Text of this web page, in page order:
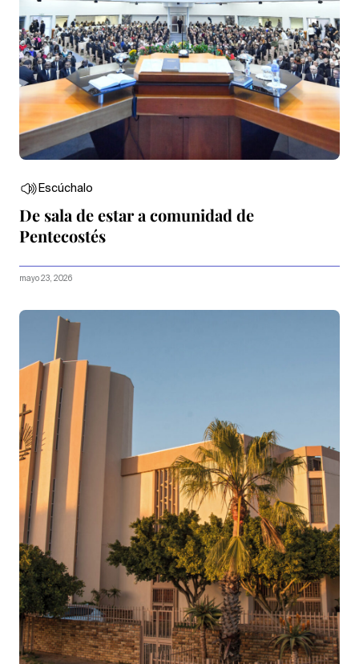
Escúchalo
De sala de estar a comunidad de
Pentecostés
mayo 23, 2026